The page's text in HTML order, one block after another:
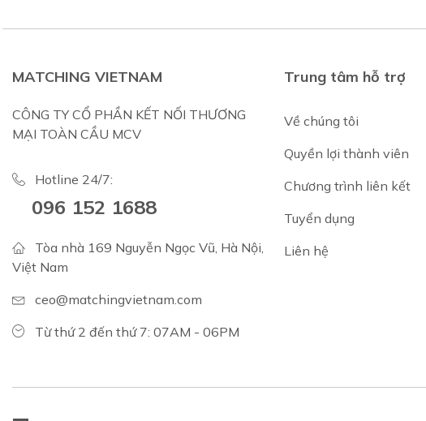
MATCHING VIETNAM
CÔNG TY CỔ PHẦN KẾT NỐI THƯƠNG
MẠI TOÀN CẦU MCV
Hotline 24/7:
096 152 1688
Tòa nhà 169 Nguyễn Ngọc Vũ, Hà Nội,
Việt Nam
ceo@matchingvietnam.com
Từ thứ 2 đến thứ 7: 07AM - 06PM
Trung tâm hỗ trợ
Về chúng tôi
Quyền lợi thành viên
Chương trình liên kết
Tuyển dụng
Liên hệ